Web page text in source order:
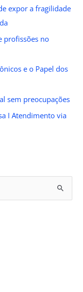
expor a fragilidade
profissões no
e o Papel dos
sem preocupações
I Atendimento via